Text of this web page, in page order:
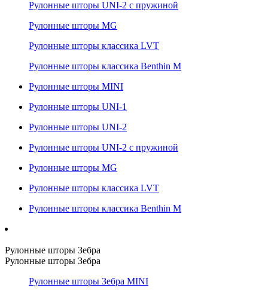
Рулонные шторы UNI-2 с пружиной
Рулонные шторы MG
Рулонные шторы классика LVT
Рулонные шторы классика Benthin M
Рулонные шторы MINI
Рулонные шторы UNI-1
Рулонные шторы UNI-2
Рулонные шторы UNI-2 с пружиной
Рулонные шторы MG
Рулонные шторы классика LVT
Рулонные шторы классика Benthin M
Рулонные шторы Зебра
Рулонные шторы Зебра
Рулонные шторы Зебра MINI